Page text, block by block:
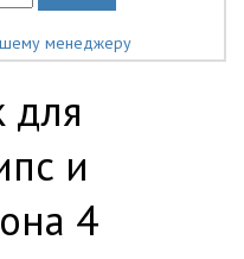
менеджеру
для
и
4